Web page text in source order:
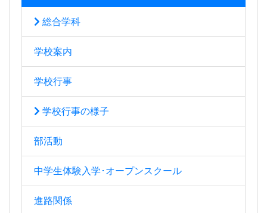
総合学科
学校案内
学校行事
学校行事の様子
部活動
中学生体験入学･オープンスクール
進路関係